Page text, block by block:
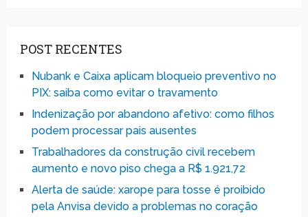
POST RECENTES
Nubank e Caixa aplicam bloqueio preventivo no
PIX: saiba como evitar o travamento
Indenização por abandono afetivo: como filhos
podem processar pais ausentes
Trabalhadores da construção civil recebem
aumento e novo piso chega a R$ 1.921,72
Alerta de saúde: xarope para tosse é proibido
pela Anvisa devido a problemas no coração